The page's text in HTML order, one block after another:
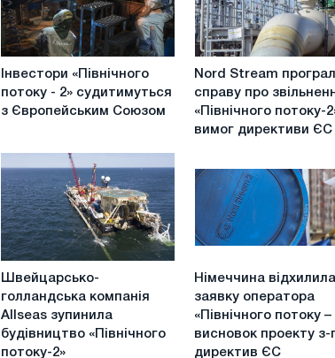
Інвестори
«Північного
потоку
судитимуться
з
Європейським
Союзом
Інвестори «Північного
потоку - 2» судитимуться
з Європейським Союзом
Nord
програла
«Північного
потоку-2»
вимог
ЄС
Nord Stream
справу про
«Північного потоку-
вимог директиви ЄС
Швейцарсько-
голландська
компанія
Allseas
зупинила
Швейцарсько-
голландська компанія
Allseas зупинила
будівництво «Північного
потоку-2»
Німеччина
заявку
«Північного
Німеччина відхилила
заявку оператора
«Північного потоку –
висновок проекту з-
директив ЄС